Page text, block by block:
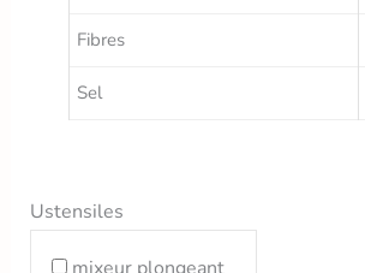
Fibres
Sel
Ustensiles